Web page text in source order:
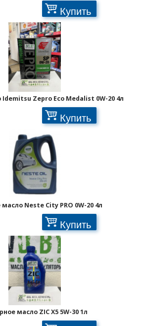
Купить
Zepro Eco Medalist 0W-20 4л
Купить
Neste City PRO 0W-20 4л
Купить
масло ZIC X5 5W-30 1л